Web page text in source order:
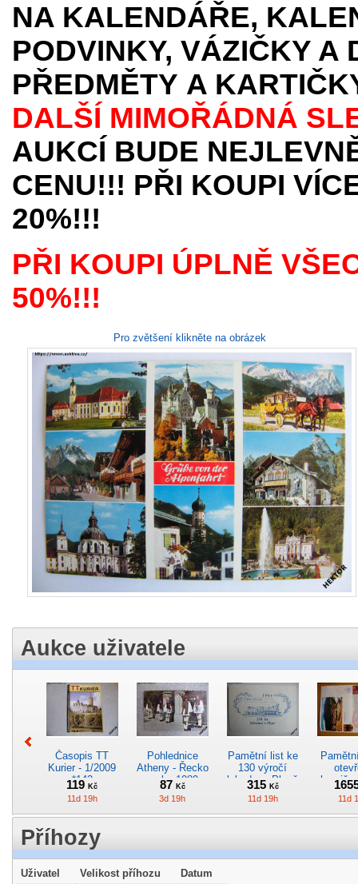
NA KALENDÁŘE,
PODVINKY, VÁZIČKY A
PŘEDMĚTY A
DALŠÍ MIMOŘÁDNÁ
AUKCÍ BUDE
CENU!!! PŘI KOUPI
20%!!!
PŘI KOUPI ÚPLNĚ
50%!!!
Pro zvětšení klikněte na obrázek
Aukce uživatele
Časopis TT
Kurier - 1/2009
*142
119Kč
11d 19h
Pohlednice
Atheny - Řecko
z roku 1989.
Nová nepoužitá
*5019
87 Kč
3d 19h
Pamětní list ke
130 výročí
lokodepa Plzeň
*2963
315 Kč
11d 19h 11d
Příhozy
Uživatel Velikost příhozu Datum